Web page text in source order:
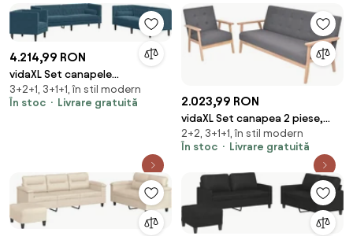
4.214,99 RON
vidaXL Set canapele
Chesterfield perne rulou 3
piese albastru catifea
3+2+1, 3+1+1, în stil modern
În stoc
Livrare gratuită 2.023,99 RON
vidaXL Set canapea 2 piese,
textil, gri închis
2+2, 3+1+1, în stil modern
În stoc
Livrare gratuită